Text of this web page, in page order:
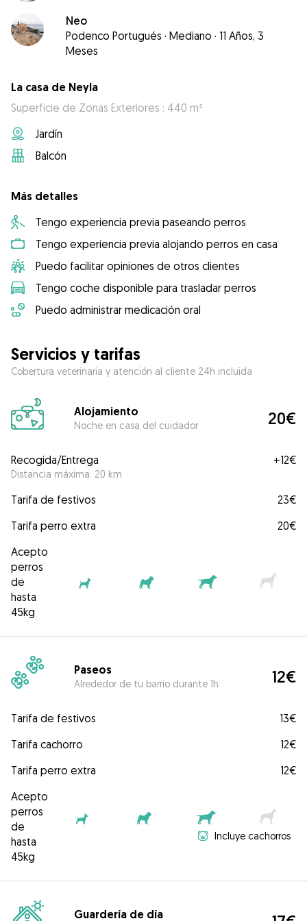
Neo
Podenco Portugués · Mediano · 11 Años, 3
Meses
La casa de Neyla
Superficie de Zonas Exteriores : 440 m²
Jardín
Balcón
Más detalles
Tengo experiencia previa paseando perros
Tengo experiencia previa alojando perros en casa
Puedo facilitar opiniones de otros clientes
Tengo coche disponible para trasladar perros
Puedo administrar medicación oral
Servicios y tarifas
Cobertura veterinaria y atención al cliente 24h incluida
Alojamiento
Noche en casa del cuidador 20€
Recogida/Entrega
Distancia máxima: 20 km
+12€
Tarifa de festivos
23€
Tarifa perro extra
20€
Acepto
perros
de
hasta
45kg
Paseos
Alrededor de tu barrio durante 1h 12€
Tarifa de festivos
13€
Tarifa cachorro
12€
Tarifa perro extra
12€
Acepto
perros
de
hasta
45kg
Incluye cachorros
Guardería de día